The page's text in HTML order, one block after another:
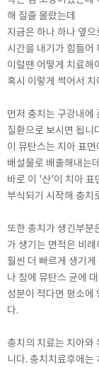
해 질줄 몰랐는데
지금은 하나 하나 옆
시간을 내기가 힘들어
이럴땐 어떻게 치료해
혹시 이렇게 썩어서
먼저 충치는 구강내에
질환으로 보시면 됩니
이 뮤탄스는 치아 표
배설물로 배출해내는
바로 이 '산'이 치아 표
부식되기 시작해 충치
또한 충치가 생긴부분
가 생기는 면적은 비례
훨씬 더 빠르게 생기
나 침에 뮤탄스 균에
성분이 적다면 평소에
다.
충치의 치료는 치아와
니다. 충치치료후에는